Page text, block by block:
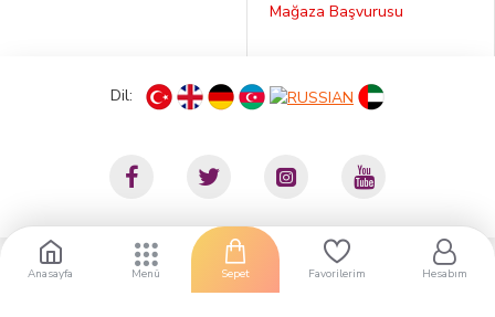
Mağaza Başvurusu
Dil:
Anasayfa Sepet Favorilerim Hesabım